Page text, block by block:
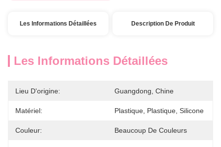
Les Informations Détaillées Description De Produit
Les Informations Détaillées
Lieu D'origine: Guangdong, Chine
Matériel: Plastique, Plastique, Silicone
Couleur: Beaucoup De Couleurs